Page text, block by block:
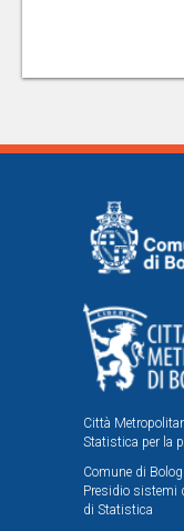
Città
Statistica per la
Comune di
Presidio sistemi
di Statistica